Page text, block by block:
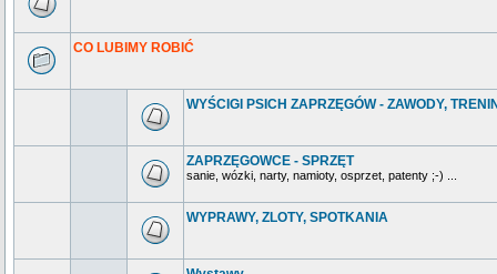
CO LUBIMY ROBIĆ
WYŚCIGI PSICH ZAPRZĘGÓW - ZAWODY,
ZAPRZĘGOWCE - SPRZĘT
sanie, wózki, narty, namioty, osprzet, patenty ;-) ...
WYPRAWY, ZLOTY, SPOTKANIA